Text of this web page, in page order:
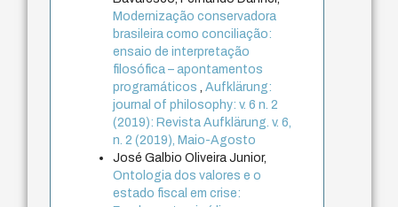
Modernização conservadora
brasileira como conciliação:
ensaio de interpretação
filosófica – apontamentos
programáticos,Aufklärung:
journal of philosophy: v. 6 n. 2
(2019): Revista Aufklärung. v. 6,
n. 2 (2019), Maio-Agosto
José Galbio Oliveira Junior,
Ontologia dos valores e o
estado fiscal em crise: